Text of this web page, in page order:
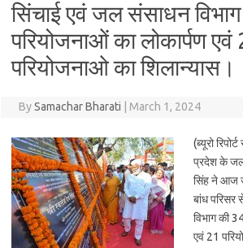
सिंचाई एवं जल संसाधन
परियोजनाओं का लोकार्पण एवं
परियोजनाओ का शिलान्यास।
BySamachar Bharati March 1, 2024
(ब्यूरो
प्रदेश के
सिंह ने आज
बांध
विभाग की
एवं 21